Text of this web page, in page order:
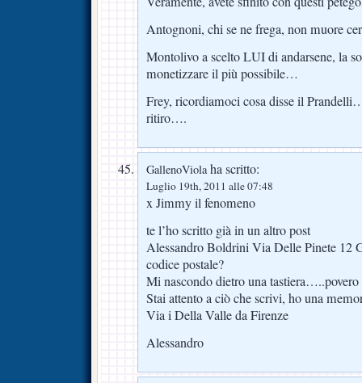
Antognoni, chi se ne frega, non muore
Montolivo a scelto LUI di andarsene, la
monetizzare il più possibile…
Frey, ricordiamoci cosa disse il
ritiro….
GallenoViolaha scritto:
Luglio 19th, 2011 alle 07:48
x Jimmy il fenomeno
te l’ho scritto già in un altro post
Alessandro Boldrini Via Delle Pinete 12
codice postale?
Mi nascondo dietro una
Stai attento a ciò che scrivi, ho una
Via i Della Valle da Firenze
Alessandro